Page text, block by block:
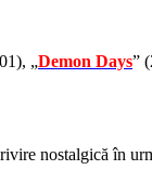
„Demon Days”
nostalgică în